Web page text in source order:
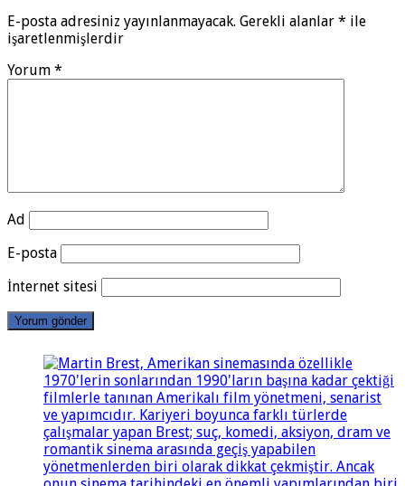
E-posta adresiniz yayınlanmayacak. Gerekli alanlar * ile
işaretlenmişlerdir
Yorum *
Ad
E-posta
İnternet sitesi